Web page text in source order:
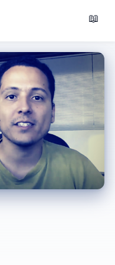
📖 Blog